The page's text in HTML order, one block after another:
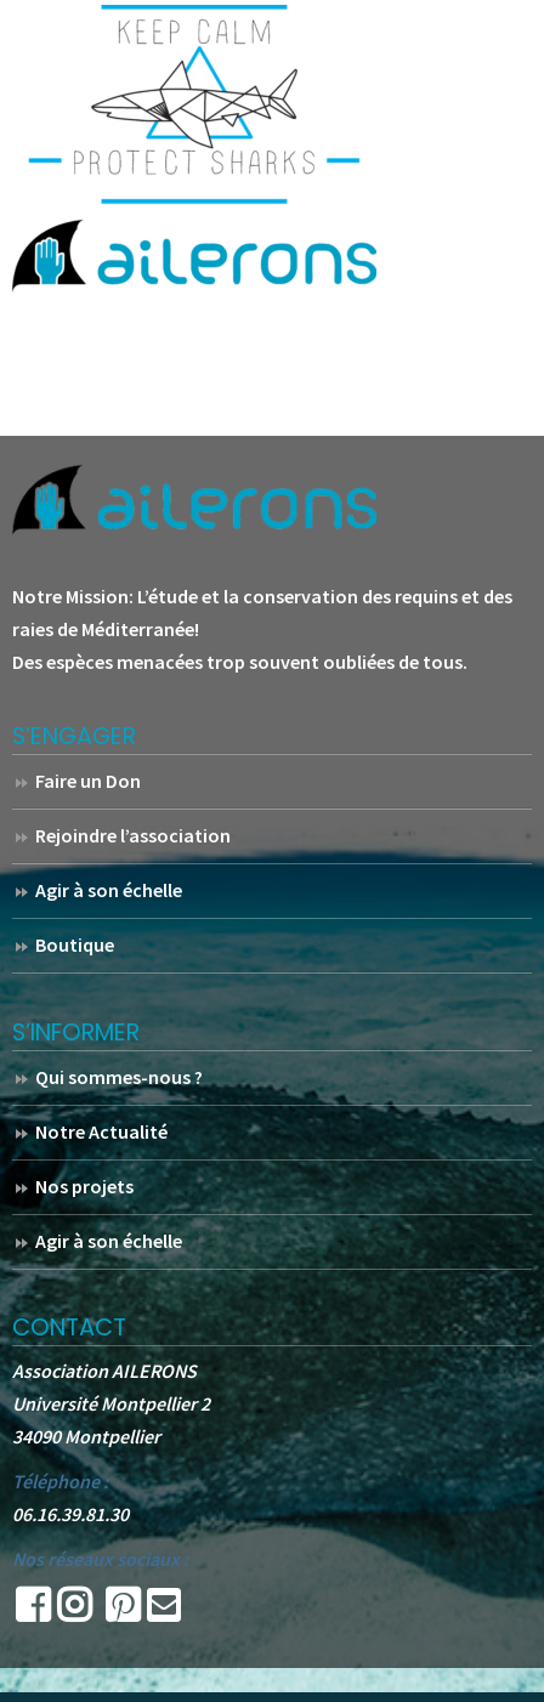
Notre Mission: L’étude et la conservation des requins et des
raies de Méditerranée!
Des espèces menacées trop souvent oubliées de tous.
S’ENGAGER
Faire un Don
Rejoindre l’association
Agir à son échelle
Boutique
S’INFORMER
Qui sommes-nous ?
Notre Actualité
Nos projets
Agir à son échelle
CONTACT
Association AILERONS
Université Montpellier 2
34090 Montpellier
Téléphone :
06.16.39.81.30
Nos réseaux sociaux :